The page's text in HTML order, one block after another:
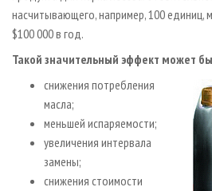
насчитывающего, например, 100 единиц,
$100 000 в год.
Такой значительный эффект может
снижения потребления
масла;
меньшей испаряемости;
увеличения интервала
замены;
снижения стоимости